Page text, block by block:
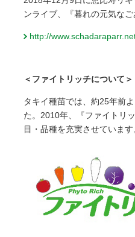
ンライブ、『暮れの元気な
http://
＜ファイトリッチについて＞
タキイ種苗では、約25年前
た。2010年、『ファイトリ
目・品種を充実させています